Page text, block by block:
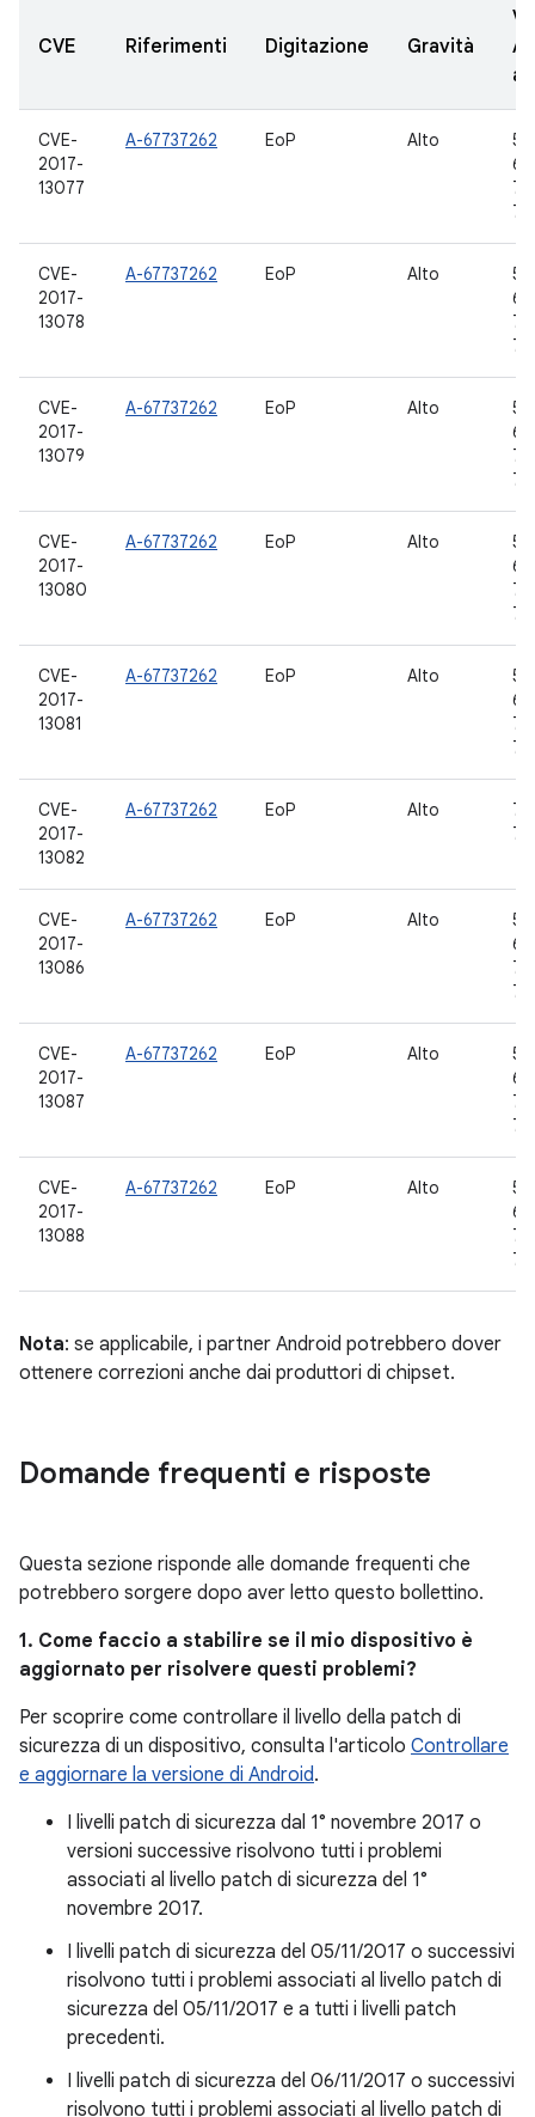
CVE Riferimenti Digitazione Gravità
CVE-
2017-
13077
A-67737262 EoP Alto
CVE-
2017-
13078
A-67737262 EoP Alto
CVE-
2017-
13079
A-67737262 EoP Alto
CVE-
2017-
13080
A-67737262 EoP Alto
CVE-
2017-
13081
A-67737262 EoP Alto
CVE-
2017-
13082
A-67737262 EoP Alto
CVE-
2017-
13086
A-67737262 EoP Alto
CVE-
2017-
13087
A-67737262 EoP Alto
CVE-
2017-
13088
A-67737262 EoP Alto
Nota: se applicabile, i partner Android potrebbero dover
ottenere correzioni anche dai produttori di chipset.
Domande frequenti e risposte
Questa sezione risponde alle domande frequenti che
potrebbero sorgere dopo aver letto questo bollettino.
1. Come faccio a stabilire se il mio dispositivo è
aggiornato per risolvere questi problemi?
Per scoprire come controllare il livello della patch di
sicurezza di un dispositivo, consulta l'articolo Controllare
e aggiornare la versione di Android.
I livelli patch di sicurezza dal 1° novembre 2017 o
versioni successive risolvono tutti i problemi
associati al livello patch di sicurezza del 1°
novembre 2017.
I livelli patch di sicurezza del 05/11/2017 o successivi
risolvono tutti i problemi associati al livello patch di
sicurezza del 05/11/2017 e a tutti i livelli patch
precedenti.
I livelli patch di sicurezza del 06/11/2017 o successivi
risolvono tutti i problemi associati al livello patch di